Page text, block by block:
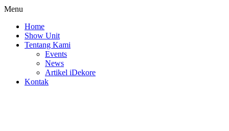
Menu
Home
Show Unit
Tentang Kami
Events
News
Artikel iDekore
Kontak